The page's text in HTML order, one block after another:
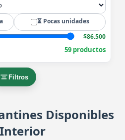
⏳ Pocas unidades
$86.500
59 productos
Filtros
Disponibles